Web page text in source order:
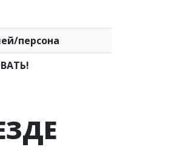
персона